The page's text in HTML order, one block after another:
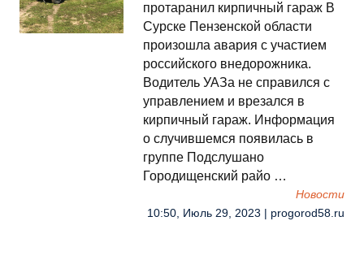
протаранил кирпичный гараж В
Сурске Пензенской области
произошла авария с участием
российского внедорожника.
Водитель УАЗа не справился с
управлением и врезался в
кирпичный гараж. Информация
о случившемся появилась в
группе Подслушано
Городищенский райо …
Новости
10:50, Июль 29, 2023 | progorod58.ru